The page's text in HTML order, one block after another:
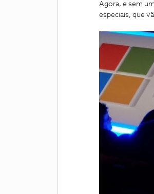
Agora, e sem
especiais, que